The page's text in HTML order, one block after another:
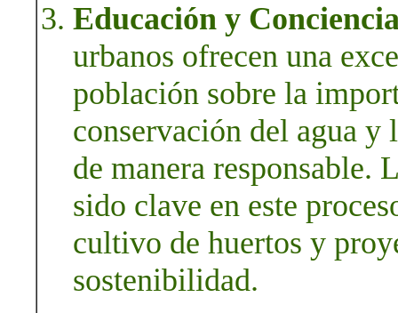
Educación y
urbanos ofrecen una
población sobre la
conservación del agua y
de manera responsable.
sido clave en este
cultivo de huertos y
sostenibilidad.